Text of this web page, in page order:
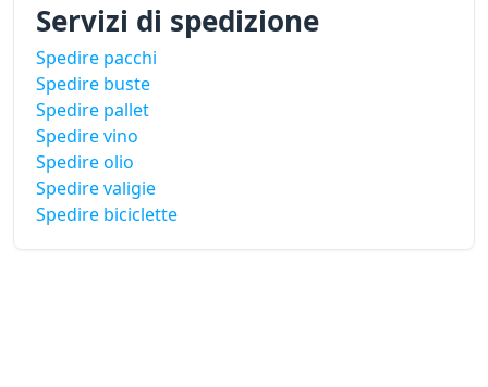
Servizi di spedizione
Spedire pacchi
Spedire buste
Spedire pallet
Spedire vino
Spedire olio
Spedire valigie
Spedire biciclette